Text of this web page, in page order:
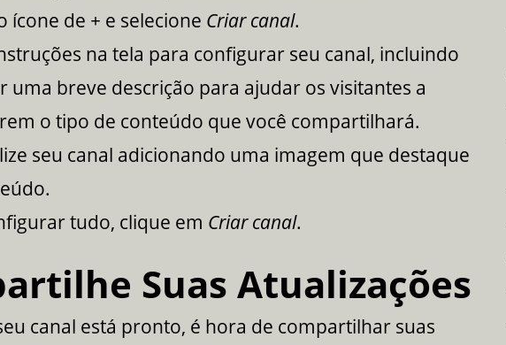
ícone de + e selecione Criar canal.
na tela para configurar seu canal, incluindo
uma breve descrição para ajudar os visitantes a
o tipo de conteúdo que você compartilhará.
seu canal adicionando uma imagem que destaque
tudo, clique em Criar canal.
Suas Atualizações
canal está pronto, é hora de compartilhar suas